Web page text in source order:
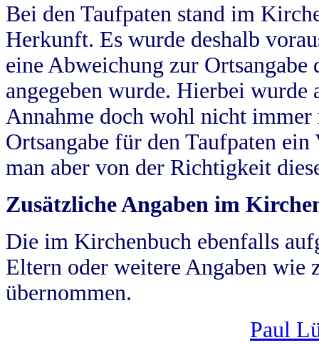
Bei den Taufpaten stand im
Herkunft. Es wurde deshalb
eine Abweichung zur
angegeben wurde. Hierbei wurde
Annahme doch wohl nicht
Ortsangabe für den Taufpaten
man aber von der Richtigkeit
Zusätzliche Angaben im
Die im Kirchenbuch ebenfalls
Eltern oder weitere Angaben wie
übernommen.
Paul